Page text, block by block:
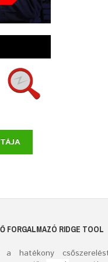
FORGALMAZÓ RIDGE TOOL
a hatékony